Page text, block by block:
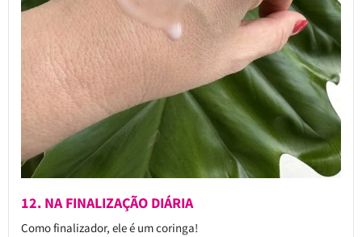
12. NA FINALIZAÇÃO DIÁRIA
Como finalizador, ele é um coringa!